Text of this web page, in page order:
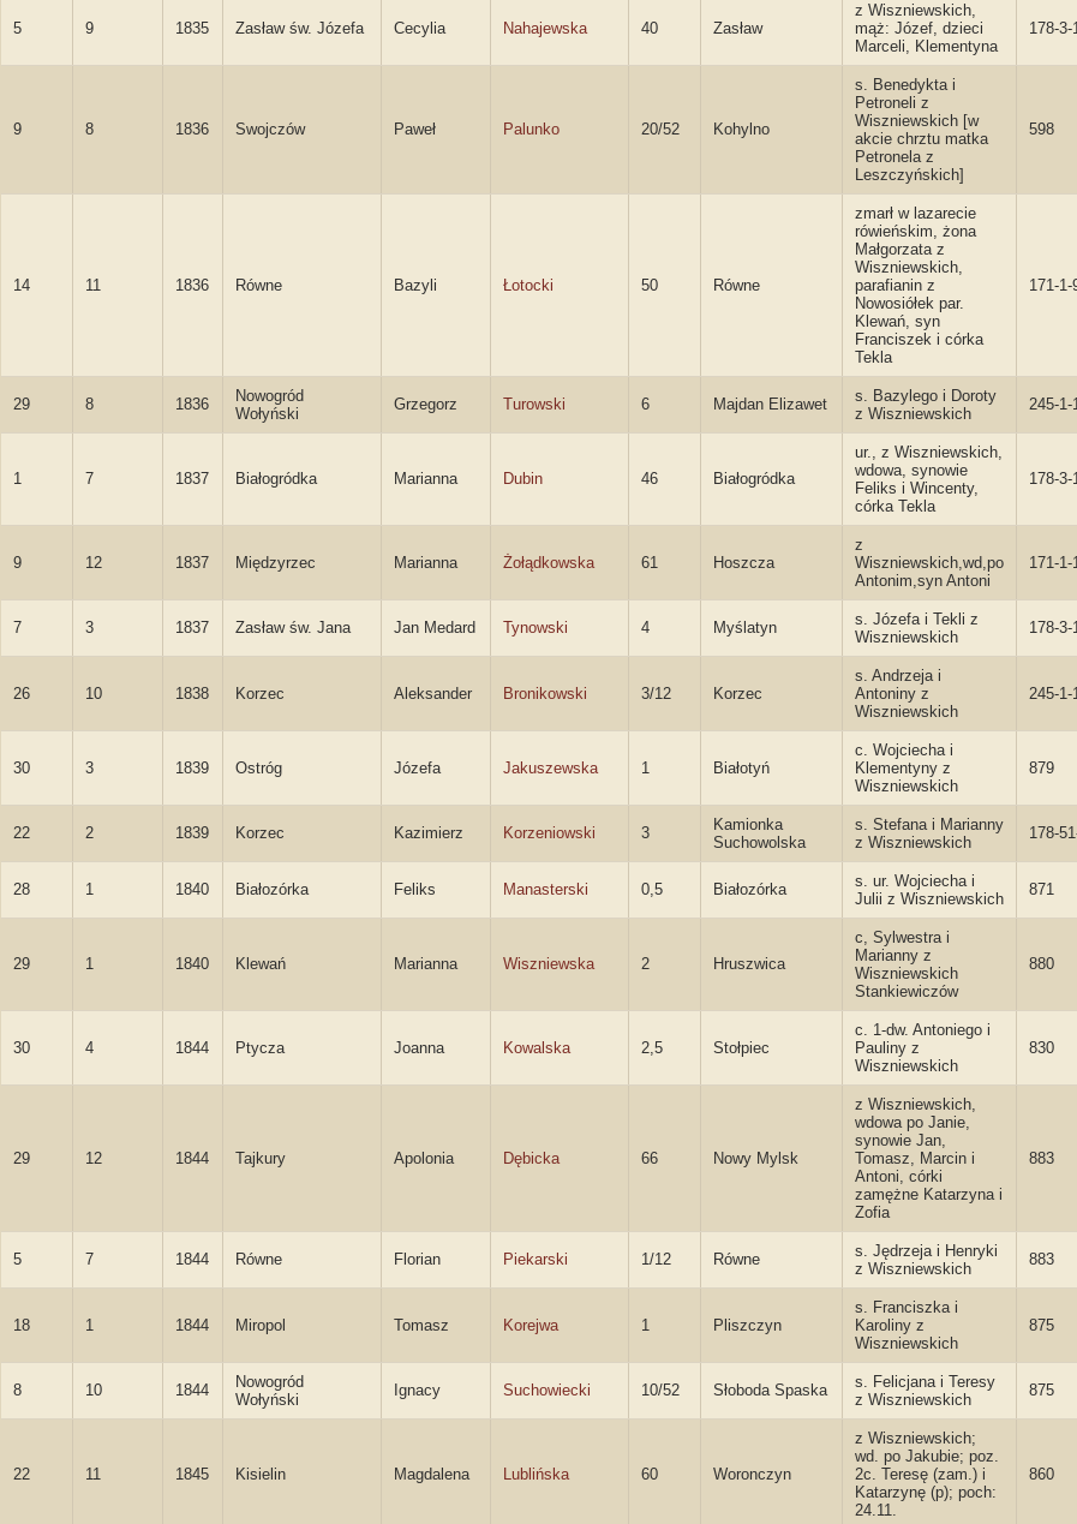
5 9 1835 Zasław św. Józefa Cecylia Nahajewska 40 Zasław
z Wiszniewskich,
mąż: Józef, dzieci
Marceli, Klementyna
178-3-
9 8 1836 Swojczów Paweł Palunko 20/52 Kohylno
s. Benedykta i
Petroneli z
Wiszniewskich [w
akcie chrztu matka
Petronela z
Leszczyńskich]
598
14 11 1836 Równe Bazyli Łotocki 50 Równe
zmarł w lazarecie
rówieńskim, żona
Małgorzata z
Wiszniewskich,
parafianin z
Nowosiółek par.
Klewań, syn
Franciszek i córka
Tekla
171-1-
29 8 1836
Nowogród
Wołyński
Grzegorz Turowski 6 Majdan Elizawet
s. Bazylego i Doroty
z Wiszniewskich
245-1-
1 7 1837 Białogródka Marianna Dubin 46 Białogródka
ur., z Wiszniewskich,
wdowa, synowie
Feliks i Wincenty,
córka Tekla
178-3-
9 12 1837 Międzyrzec Marianna Żołądkowska 61 Hoszcza
z
Wiszniewskich,wd,po
Antonim,syn Antoni
171-1-
7 3 1837 Zasław św. Jana Jan Medard Tynowski 4 Myślatyn
s. Józefa i Tekli z
Wiszniewskich
178-3-
26 10 1838 Korzec Aleksander Bronikowski 3/12 Korzec
s. Andrzeja i
Antoniny z
Wiszniewskich
245-1-
30 3 1839 Ostróg Józefa Jakuszewska 1 Białotyń
c. Wojciecha i
Klementyny z
Wiszniewskich
879
22 2 1839 Korzec Kazimierz Korzeniowski 3
Kamionka
Suchowolska
s. Stefana i Marianny
z Wiszniewskich
178-
28 1 1840 Białozórka Feliks Manasterski 0,5 Białozórka
s. ur. Wojciecha i
Julii z Wiszniewskich
871
29 1 1840 Klewań Marianna Wiszniewska 2 Hruszwica
c, Sylwestra i
Marianny z
Wiszniewskich
Stankiewiczów
880
30 4 1844 Ptycza Joanna Kowalska 2,5 Stołpiec
c. 1-dw. Antoniego i
Pauliny z
Wiszniewskich
830
29 12 1844 Tajkury Apolonia Dębicka 66 Nowy Mylsk
z Wiszniewskich,
wdowa po Janie,
synowie Jan,
Tomasz, Marcin i
Antoni, córki
zamężne Katarzyna i
Zofia
883
5 7 1844 Równe Florian Piekarski 1/12 Równe
s. Jędrzeja i Henryki
z Wiszniewskich
883
18 1 1844 Miropol Tomasz Korejwa 1 Pliszczyn
s. Franciszka i
Karoliny z
Wiszniewskich
875
8 10 1844
Nowogród
Wołyński
Ignacy Suchowiecki 10/52 Słoboda Spaska
s. Felicjana i Teresy
z Wiszniewskich
875
22 11 1845 Kisielin Magdalena Lublińska 60 Woronczyn
z Wiszniewskich;
wd. po Jakubie; poz.
2c. Teresę (zam.) i
Katarzynę (p); poch:
24.11.
860